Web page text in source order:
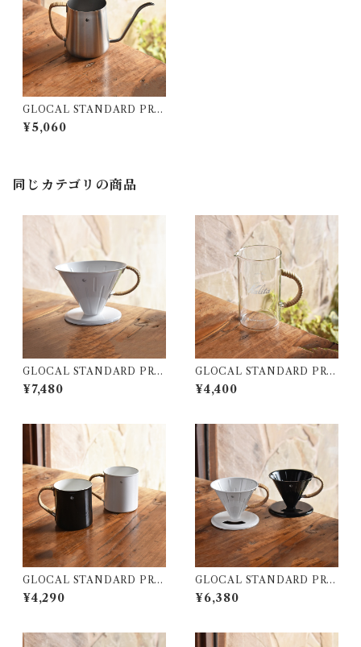
GLOCAL STANDARD PRO
DUCTS TSUBAME ﾄﾞﾘｯﾌﾟ
ﾎﾟｯﾄ (390ml / ﾏｯﾄｼﾙﾊﾞｰ)
¥5,060
同じカテゴリの商品
GLOCAL STANDARD PRO
DUCTS TSUBAME ﾗﾀﾝ ﾄﾞ
ﾘｯﾊﾟｰ(4人用 / ﾎﾜｲﾄ)
¥7,480
GLOCAL STANDARD PRO
DUCTS GSP ｺｰﾋｰｻｰﾊﾞｰ50
0 (ﾅﾁｭﾗﾙ)
¥4,400
GLOCAL STANDARD PRO
DUCTS TSUBAME ﾗﾀﾝ ﾏ
ｸﾞｶｯﾌﾟ(L)
¥4,290
GLOCAL STANDARD PRO
DUCTS TSUBAME ﾗﾀﾝ ﾄﾞ
ﾘｯﾊﾟｰ(2人用)
¥6,380